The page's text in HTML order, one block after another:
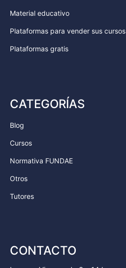
Material educativo
Plataformas para vender sus cursos
Plataformas gratis
CATEGORÍAS
Blog
Cursos
Normativa FUNDAE
Otros
Tutores
CONTACTO